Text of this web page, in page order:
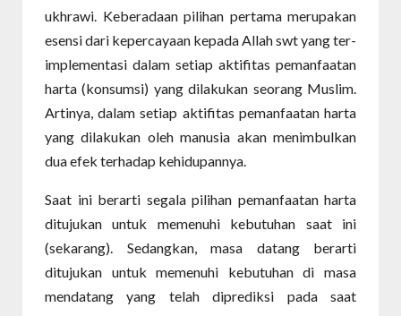
ukhrawi. Keberadaan pilihan pertama merupakan
esensi dari kepercayaan kepada Allah swt yang ter-
implementasi dalam setiap aktifitas pemanfaatan
harta (konsumsi) yang dilakukan seorang Muslim.
Artinya, dalam setiap aktifitas pemanfaatan harta
yang dilakukan oleh manusia akan menimbulkan
dua efek terhadap kehidupannya.
Saat ini berarti segala pilihan pemanfaatan harta
ditujukan untuk memenuhi kebutuhan saat ini
(sekarang). Sedangkan, masa datang berarti
ditujukan untuk memenuhi kebutuhan di masa
mendatang yang telah diprediksi pada saat